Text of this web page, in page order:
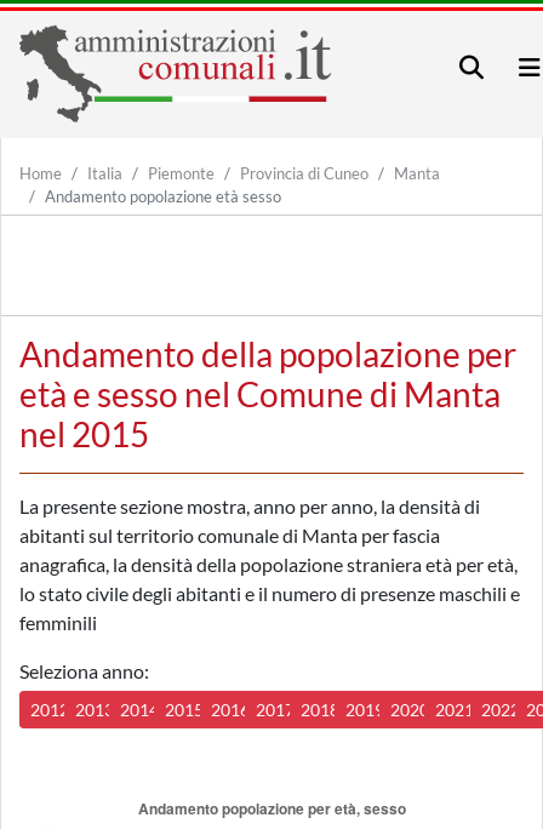
Home Italia Piemonte Provincia di Cuneo
Manta
Andamento popolazione età sesso
Andamento della popolazione per
età e sesso nel Comune di Manta
nel 2015
La presente sezione mostra, anno per anno, la densità di
abitanti sul territorio comunale di Manta per fascia
anagrafica, la densità della popolazione straniera età per età,
lo stato civile degli abitanti e il numero di presenze maschili e
femminili
Seleziona anno:
2012 2013 2014 2015 2016 2017 2018 2019 2020 2021 2022